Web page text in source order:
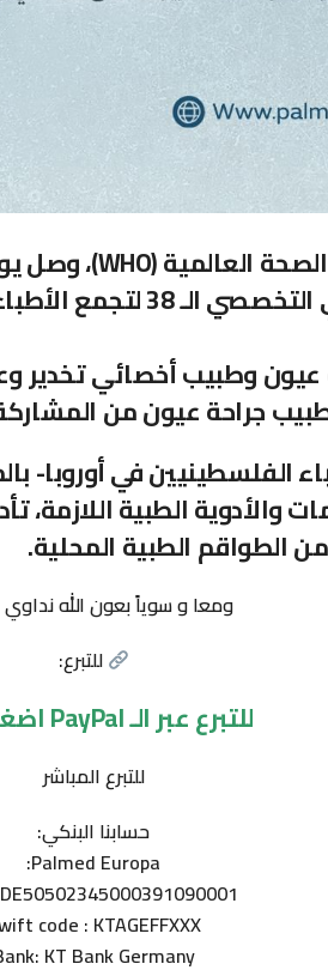
بحمد الله، الوفد
وطبيب أخصائي تخدير
جراحة عيون من
الفلسطينيين في أوروبا-
والأدوية الطبية اللازمة،
الطواقم الطبية المحلية.
ومعا و سوياً بعون الله نداوي
للتبرع:
للتبرع عبر الـ PayPal اضغط هنا
للتبرع المباشر
حسابنا البنكي:
Palmed Europa:
code : KTAGEFFXXX
KT Bank Germany